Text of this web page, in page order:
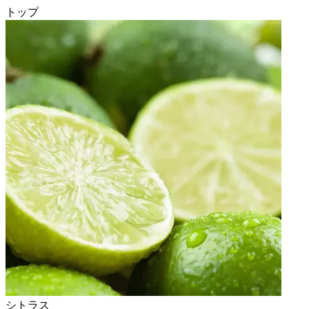
トップ
シトラス